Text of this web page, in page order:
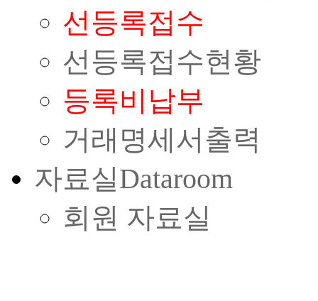
선등록접수
선등록접수현황
등록비납부
거래명세서출력
자료실Dataroom
회원 자료실